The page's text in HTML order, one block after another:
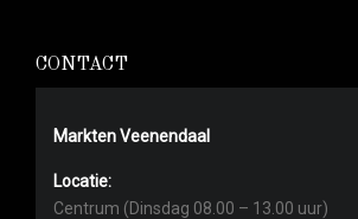
CONTACT
Markten Veenendaal
Locatie:
Centrum (Dinsdag 08.00 – 13.00 uur)